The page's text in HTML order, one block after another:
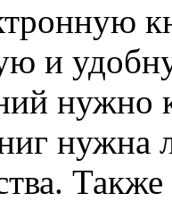
и
нужно
нужна